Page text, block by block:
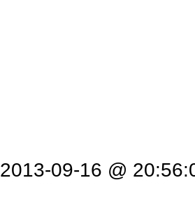
2013-09-16 @